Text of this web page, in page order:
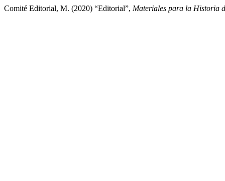
Comité Editorial, M. (2020) “Editorial”, Materiales para la Historia